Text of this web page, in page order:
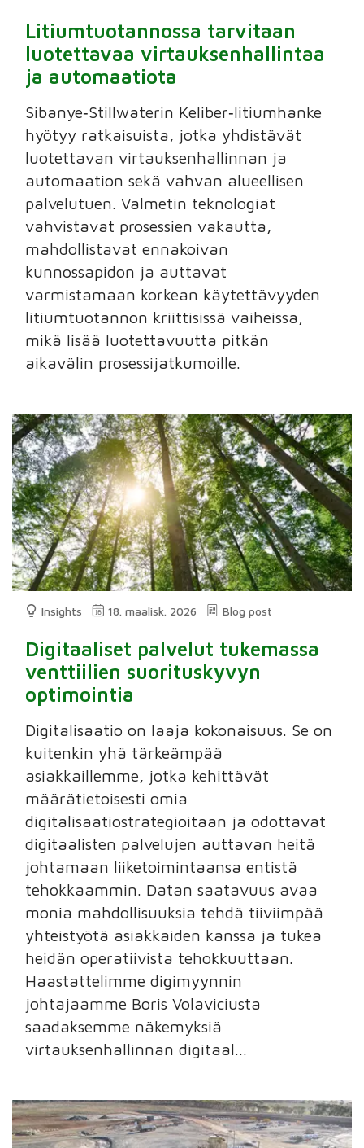
Litiumtuotannossa tarvitaan
luotettavaa virtauksenhallintaa
ja automaatiota
Sibanye‑Stillwaterin Keliber‑litiumhanke
hyötyy ratkaisuista, jotka yhdistävät
luotettavan virtauksenhallinnan ja
automaation sekä vahvan alueellisen
palvelutuen. Valmetin teknologiat
vahvistavat prosessien vakautta,
mahdollistavat ennakoivan
kunnossapidon ja auttavat
varmistamaan korkean käytettävyyden
litiumtuotannon kriittisissä vaiheissa,
mikä lisää luotettavuutta pitkän
aikavälin prosessijatkumoille.
Insights 18. maalisk. 2026 Blog post
Digitaaliset palvelut tukemassa
venttiilien suorituskyvyn
optimointia
Digitalisaatio on laaja kokonaisuus. Se on
kuitenkin yhä tärkeämpää
asiakkaillemme, jotka kehittävät
määrätietoisesti omia
digitalisaatiostrategioitaan ja odottavat
digitaalisten palvelujen auttavan heitä
johtamaan liiketoimintaansa entistä
tehokkaammin. Datan saatavuus avaa
monia mahdollisuuksia tehdä tiiviimpää
yhteistyötä asiakkaiden kanssa ja tukea
heidän operatiivista tehokkuuttaan.
Haastattelimme digimyynnin
johtajaamme Boris Volaviciusta
saadaksemme näkemyksiä
virtauksenhallinnan digitaal...